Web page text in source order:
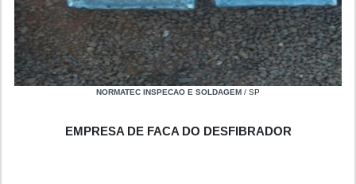
NORMATEC INSPECAO E SOLDAGEM / SP
EMPRESA DE FACA DO DESFIBRADOR